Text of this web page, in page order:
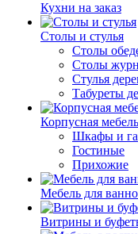
Кухни на заказ
Столы и стулья
Столы
Столы
Стулья
Табуреты
Корпусная мебель
Шкафы и
Гостиные
Прихожие
Мебель для
Витрины и